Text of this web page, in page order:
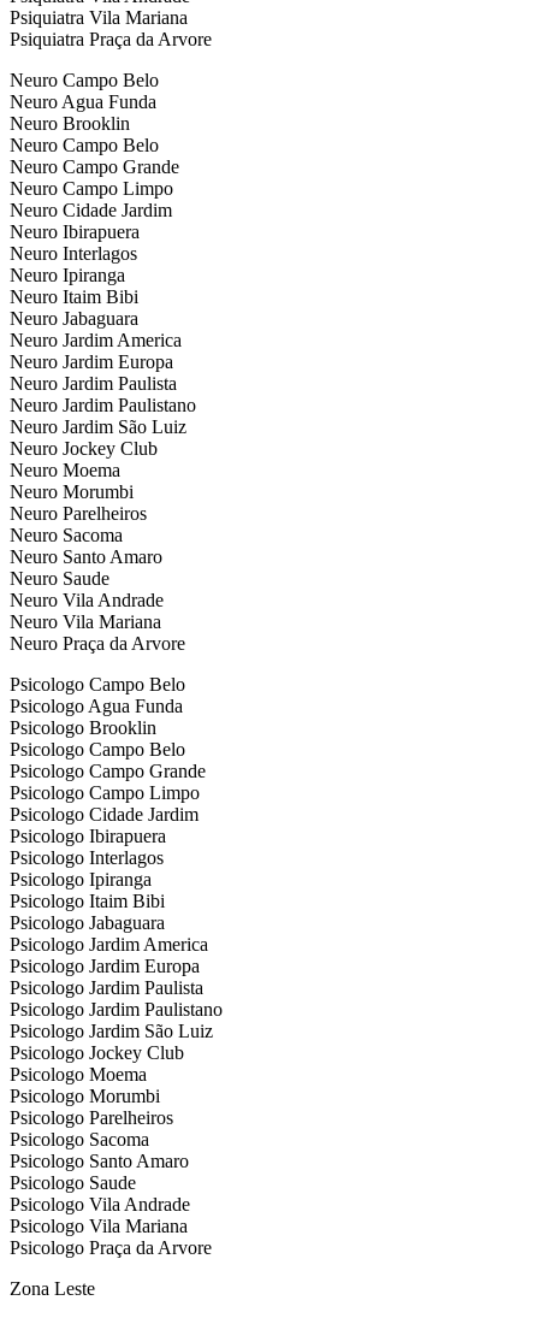
Psiquiatra Vila Mariana
Psiquiatra Praça da Arvore
Neuro Campo Belo
Neuro Agua Funda
Neuro Brooklin
Neuro Campo Belo
Neuro Campo Grande
Neuro Campo Limpo
Neuro Cidade Jardim
Neuro Ibirapuera
Neuro Interlagos
Neuro Ipiranga
Neuro Itaim Bibi
Neuro Jabaguara
Neuro Jardim America
Neuro Jardim Europa
Neuro Jardim Paulista
Neuro Jardim Paulistano
Neuro Jardim São Luiz
Neuro Jockey Club
Neuro Moema
Neuro Morumbi
Neuro Parelheiros
Neuro Sacoma
Neuro Santo Amaro
Neuro Saude
Neuro Vila Andrade
Neuro Vila Mariana
Neuro Praça da Arvore
Psicologo Campo Belo
Psicologo Agua Funda
Psicologo Brooklin
Psicologo Campo Belo
Psicologo Campo Grande
Psicologo Campo Limpo
Psicologo Cidade Jardim
Psicologo Ibirapuera
Psicologo Interlagos
Psicologo Ipiranga
Psicologo Itaim Bibi
Psicologo Jabaguara
Psicologo Jardim America
Psicologo Jardim Europa
Psicologo Jardim Paulista
Psicologo Jardim Paulistano
Psicologo Jardim São Luiz
Psicologo Jockey Club
Psicologo Moema
Psicologo Morumbi
Psicologo Parelheiros
Psicologo Sacoma
Psicologo Santo Amaro
Psicologo Saude
Psicologo Vila Andrade
Psicologo Vila Mariana
Psicologo Praça da Arvore
Zona Leste